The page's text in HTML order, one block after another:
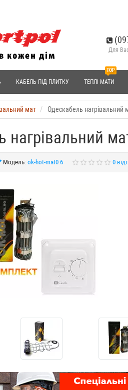
Для
КАБЕЛЬ ПІД ПЛИТКУ
TOP
ТЕПЛІ МАТИ
мат Одескабель
нагрівальний
Модель: ok-hot-mat0.6 0